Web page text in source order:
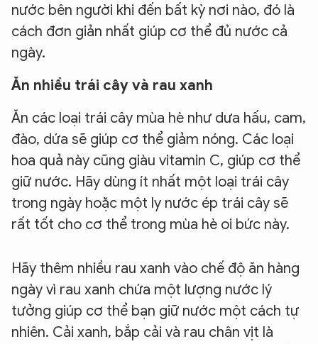
nước bên người khi đến bất kỳ nơi nào, đó là
cách đơn giản nhất giúp cơ thể đủ nước cả
ngày.
Ăn nhiều trái cây và rau xanh
Ăn các loại trái cây mùa hè như dưa hấu, cam,
đào, dứa sẽ giúp cơ thể giảm nóng. Các loại
hoa quả này cũng giàu vitamin C, giúp cơ thể
giữ nước. Hãy dùng ít nhất một loại trái cây
trong ngày hoặc một ly nước ép trái cây sẽ
rất tốt cho cơ thể trong mùa hè oi bức này.
Hãy thêm nhiều rau xanh vào chế độ ăn hàng
ngày vì rau xanh chứa một lượng nước lý
tưởng giúp cơ thể bạn giữ nước một cách tự
nhiên. Cải xanh, bắp cải và rau chân vịt là